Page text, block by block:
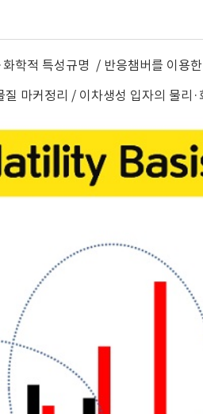
학적 특성규명 / 반응챔버를 이용
마커정리 / 이차생성 입자의 물리